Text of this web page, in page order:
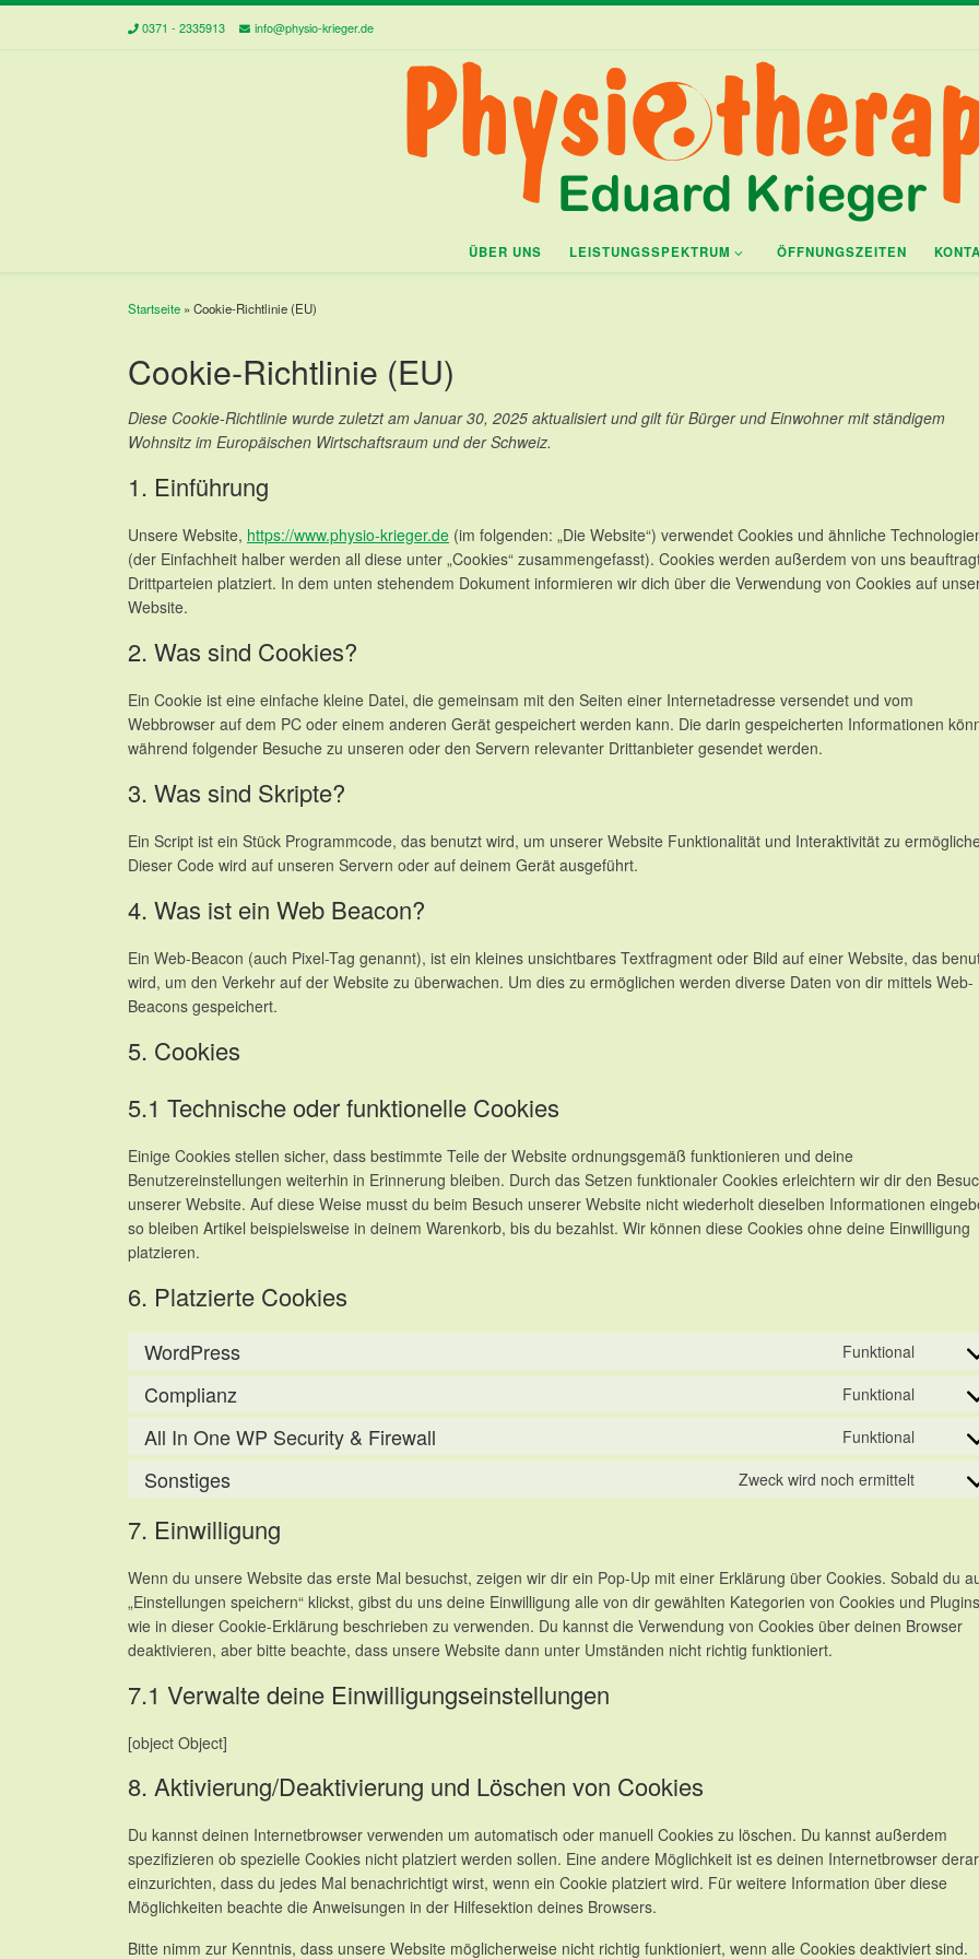
Zum Inhalt springen0371 - 2335913 info@physio-krieger.de
ÜBER UNS LEISTUNGSSPEKTRUM ÖFFNUNGSZEITEN
Startseite »Cookie-Richtlinie (EU)
Cookie-Richtlinie (EU)
Diese Cookie-Richtlinie wurde zuletzt am Januar 30, 2025 aktualisiert und gilt für Bürger und Einwohner mit ständigem
Wohnsitz im Europäischen Wirtschaftsraum und der Schweiz.
1. Einführung
Unsere Website, https://www.physio-krieger.de (im folgenden: „Die Website“) verwendet Cookies und ähnliche
(der Einfachheit halber werden all diese unter „Cookies“ zusammengefasst). Cookies werden außerdem von uns
Drittparteien platziert. In dem unten stehendem Dokument informieren wir dich über die Verwendung von Cookies auf
Website.
2. Was sind Cookies?
Ein Cookie ist eine einfache kleine Datei, die gemeinsam mit den Seiten einer Internetadresse versendet und vom
Webbrowser auf dem PC oder einem anderen Gerät gespeichert werden kann. Die darin gespeicherten Informationen
während folgender Besuche zu unseren oder den Servern relevanter Drittanbieter gesendet werden.
3. Was sind Skripte?
Ein Script ist ein Stück Programmcode, das benutzt wird, um unserer Website Funktionalität und Interaktivität zu
Dieser Code wird auf unseren Servern oder auf deinem Gerät ausgeführt.
4. Was ist ein Web Beacon?
Ein Web-Beacon (auch Pixel-Tag genannt), ist ein kleines unsichtbares Textfragment oder Bild auf einer Website, das
wird, um den Verkehr auf der Website zu überwachen. Um dies zu ermöglichen werden diverse Daten von dir mittels Web-
Beacons gespeichert.
5. Cookies
5.1 Technische oder funktionelle Cookies
Einige Cookies stellen sicher, dass bestimmte Teile der Website ordnungsgemäß funktionieren und deine
Benutzereinstellungen weiterhin in Erinnerung bleiben. Durch das Setzen funktionaler Cookies erleichtern wir dir den
unserer Website. Auf diese Weise musst du beim Besuch unserer Website nicht wiederholt dieselben Informationen
so bleiben Artikel beispielsweise in deinem Warenkorb, bis du bezahlst. Wir können diese Cookies ohne deine Einwilligung
platzieren.
6. Platzierte Cookies
WordPress Funktional
Complianz Funktional
All In One WP Security & Firewall Funktional
Sonstiges Zweck wird noch ermittelt
7. Einwilligung
Wenn du unsere Website das erste Mal besuchst, zeigen wir dir ein Pop-Up mit einer Erklärung über Cookies. Sobald du
„Einstellungen speichern“ klickst, gibst du uns deine Einwilligung alle von dir gewählten Kategorien von Cookies und Plugins
wie in dieser Cookie-Erklärung beschrieben zu verwenden. Du kannst die Verwendung von Cookies über deinen Browser
deaktivieren, aber bitte beachte, dass unsere Website dann unter Umständen nicht richtig funktioniert.
7.1 Verwalte deine Einwilligungseinstellungen
[object Object]
8. Aktivierung/Deaktivierung und Löschen von Cookies
Du kannst deinen Internetbrowser verwenden um automatisch oder manuell Cookies zu löschen. Du kannst außerdem
spezifizieren ob spezielle Cookies nicht platziert werden sollen. Eine andere Möglichkeit ist es deinen Internetbrowser
einzurichten, dass du jedes Mal benachrichtigt wirst, wenn ein Cookie platziert wird. Für weitere Information über diese
Möglichkeiten beachte die Anweisungen in der Hilfesektion deines Browsers.
Bitte nimm zur Kenntnis, dass unsere Website möglicherweise nicht richtig funktioniert, wenn alle Cookies deaktiviert sind.